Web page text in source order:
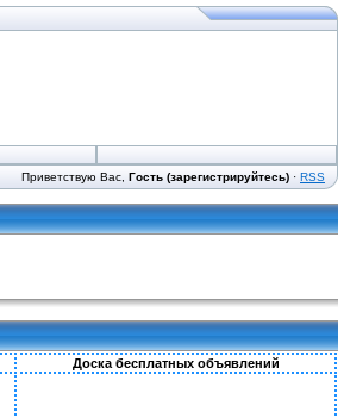
Приветствую Вас, Гость (зарегистрируйтесь) · RSS
Доска бесплатных объявлений